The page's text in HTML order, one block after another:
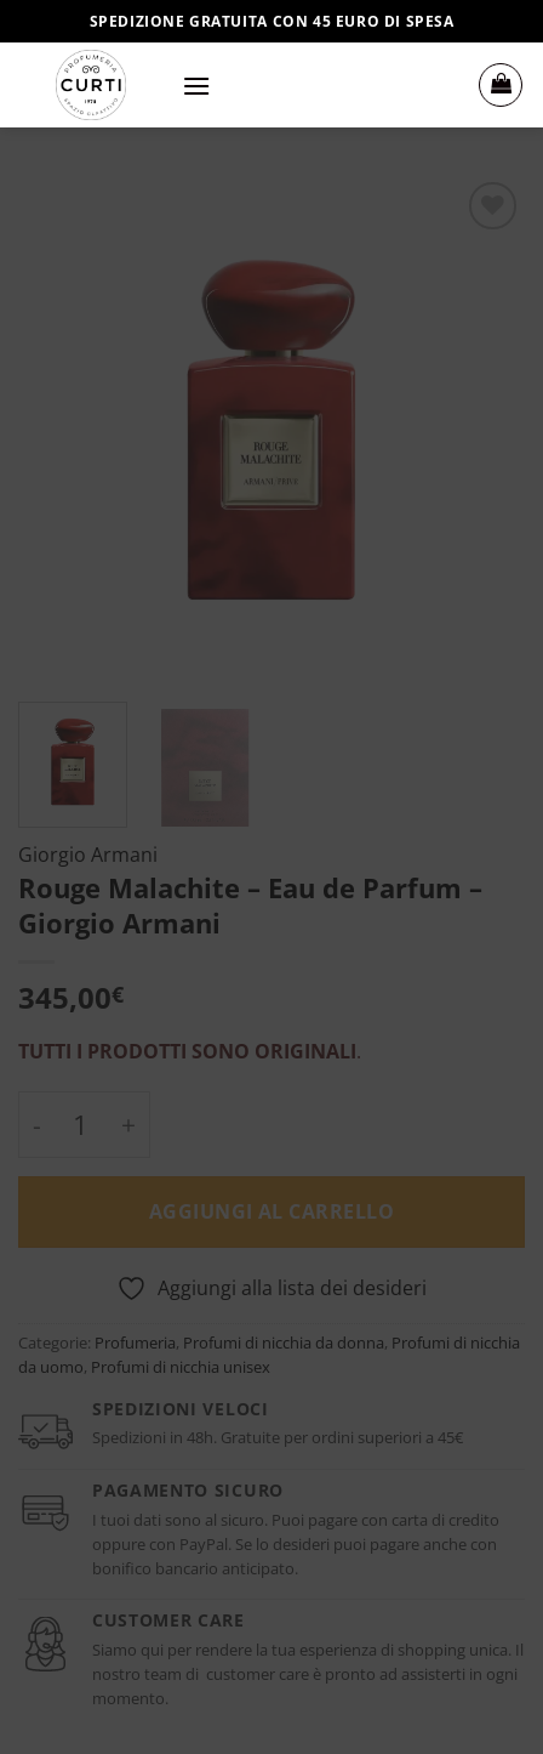
ai
contenuti
SPEDIZIONE GRATUITA CON 45 EURO DI SPESA
Giorgio Armani
Rouge Malachite – Eau de Parfum –
Giorgio Armani
345,00€
TUTTI I PRODOTTI SONO ORIGINALI.
Rouge Malachite - Eau de Parfum -
AGGIUNGI AL CARRELLO
Aggiungi alla lista dei desideri
Categorie: Profumeria, Profumi di nicchia da donna, Profumi di nicchia
da uomo, Profumi di nicchia unisex
SPEDIZIONI VELOCI
Spedizioni in 48h. Gratuite per ordini superiori a 45€
PAGAMENTO SICURO
I tuoi dati sono al sicuro. Puoi pagare con carta di credito
oppure con PayPal. Se lo desideri puoi pagare anche con
bonifico bancario anticipato.
CUSTOMER CARE
Siamo qui per rendere la tua esperienza di shopping unica. Il
nostro team di customer care è pronto ad assisterti in ogni
momento.